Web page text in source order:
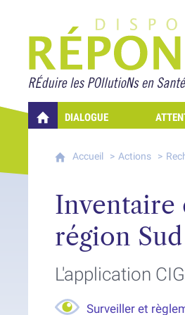
QUELLES RÉPONSES À MES
DIALOGUE
Accueil Actions
Inventaire
région Sud
L'application
Surveiller et